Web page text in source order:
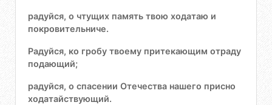
радуйся, о чтущих память твою ходатаю и
покровительниче.
Радуйся, ко гробу твоему притекающим отраду
подающий;
радуйся, о спасении Отечества нашего присно
ходатайствующий.